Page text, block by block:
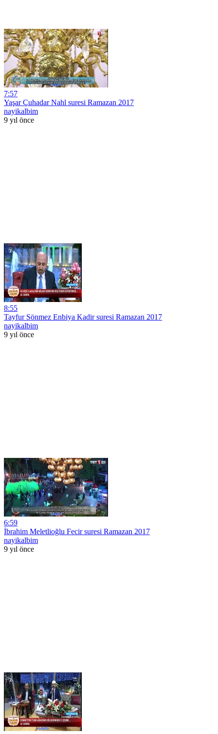
7:57
Yaşar Çuhadar Nahl suresi Ramazan 2017
nayikalbim
9 yıl önce
8:55
Tayfur Sönmez Enbiya Kadir suresi Ramazan 2017
nayikalbim
9 yıl önce
6:59
İbrahim Meletlioğlu Fecir suresi Ramazan 2017
nayikalbim
9 yıl önce